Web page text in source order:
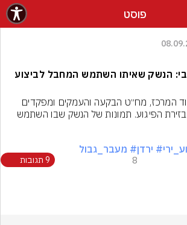
פוסט
הנשק שאיתו השתמש המחבל לביצוע
# ירדן# מעבר_גבול
8 9 תגובות